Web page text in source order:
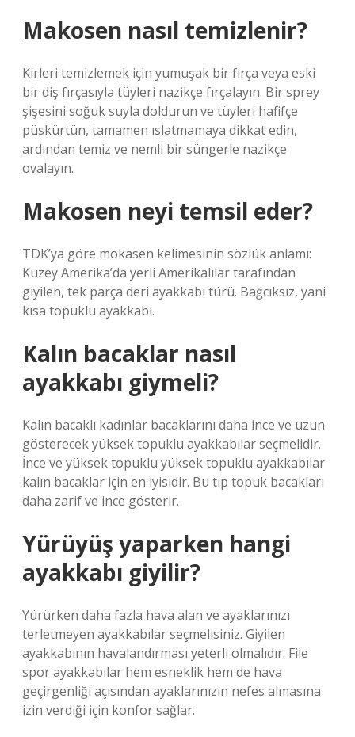
Makosen nasıl temizlenir?
Kirleri temizlemek için yumuşak bir fırça veya eski
bir diş fırçasıyla tüyleri nazikçe fırçalayın. Bir sprey
şişesini soğuk suyla doldurun ve tüyleri hafifçe
püskürtün, tamamen ıslatmamaya dikkat edin,
ardından temiz ve nemli bir süngerle nazikçe
ovalayın.
Makosen neyi temsil eder?
TDK’ya göre mokasen kelimesinin sözlük anlamı:
Kuzey Amerika’da yerli Amerikalılar tarafından
giyilen, tek parça deri ayakkabı türü. Bağcıksız, yani
kısa topuklu ayakkabı.
Kalın bacaklar nasıl
ayakkabı giymeli?
Kalın bacaklı kadınlar bacaklarını daha ince ve uzun
gösterecek yüksek topuklu ayakkabılar seçmelidir.
İnce ve yüksek topuklu yüksek topuklu ayakkabılar
kalın bacaklar için en iyisidir. Bu tip topuk bacakları
daha zarif ve ince gösterir.
Yürüyüş yaparken hangi
ayakkabı giyilir?
Yürürken daha fazla hava alan ve ayaklarınızı
terletmeyen ayakkabılar seçmelisiniz. Giyilen
ayakkabının havalandırması yeterli olmalıdır. File
spor ayakkabılar hem esneklik hem de hava
geçirgenliği açısından ayaklarınızın nefes almasına
izin verdiği için konfor sağlar.